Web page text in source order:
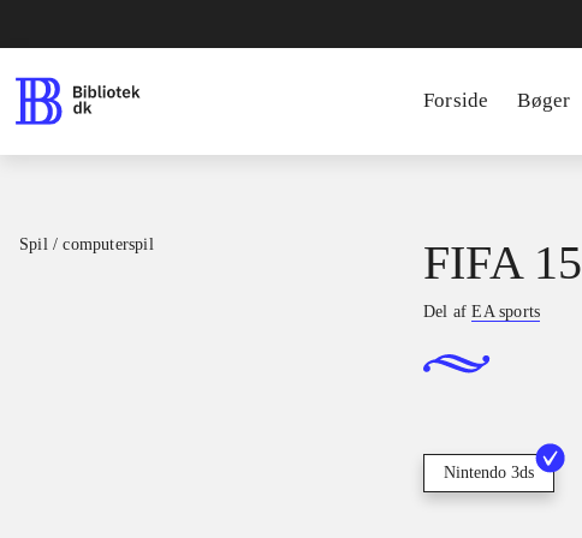
Forside Bøger
Spil / computerspil FIFA 15
Del afEA sports
Nintendo 3ds